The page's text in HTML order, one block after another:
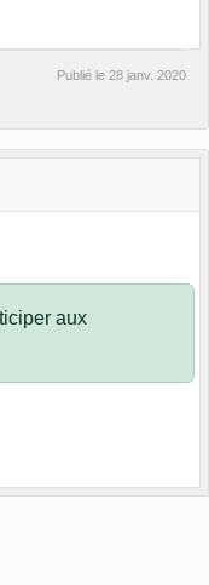
Publié le 28 janv. 2020
aux